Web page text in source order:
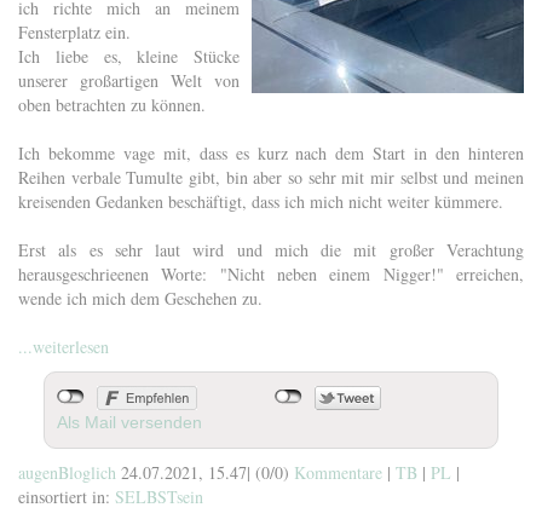
ich richte mich an meinem
Fensterplatz ein.
Ich liebe es, kleine Stücke
unserer großartigen Welt von
oben betrachten zu können.
Ich bekomme vage mit, dass es kurz nach dem Start in den hinteren
Reihen verbale Tumulte gibt, bin aber so sehr mit mir selbst und meinen
kreisenden Gedanken beschäftigt, dass ich mich nicht weiter kümmere.
Erst als es sehr laut wird und mich die mit großer Verachtung
herausgeschrieenen Worte: "Nicht neben einem Nigger!" erreichen,
wende ich mich dem Geschehen zu.
...weiterlesen
Als Mail versenden
augenBloglich 24.07.2021, 15.47| (0/0) Kommentare | TB | PL |
einsortiert in: SELBSTsein